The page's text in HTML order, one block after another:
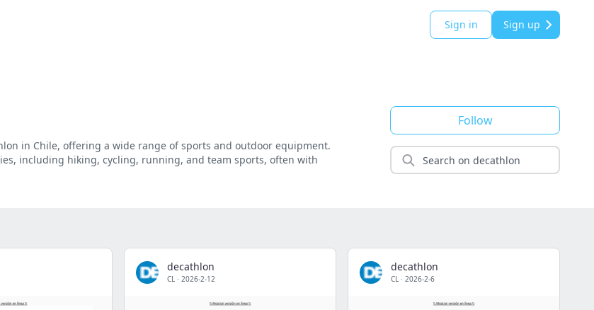
Sign in Sign up
in Chile, offering a wide range of sports and outdoor equipment.
including hiking, cycling, running, and team sports, often with
Follow
decathlon
CL · 2026-2-12
decathlon
CL · 2026-2-6